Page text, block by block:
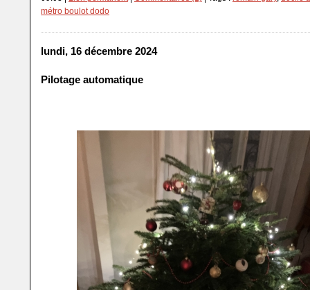
métro boulot dodo
lundi, 16 décembre 2024
Pilotage automatique